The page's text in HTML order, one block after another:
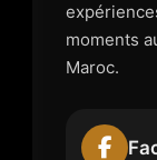
moments
Maroc.